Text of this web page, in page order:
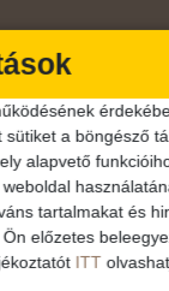
a böngésző
alapvető
tartalmakat és
előzetes
ITT